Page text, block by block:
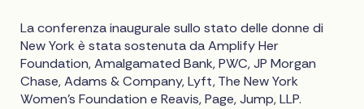
La conferenza inaugurale sullo stato delle donne di
New York è stata sostenuta da Amplify Her
Foundation, Amalgamated Bank, PWC, JP Morgan
Chase, Adams & Company, Lyft, The New York
Women's Foundation e Reavis, Page, Jump, LLP.